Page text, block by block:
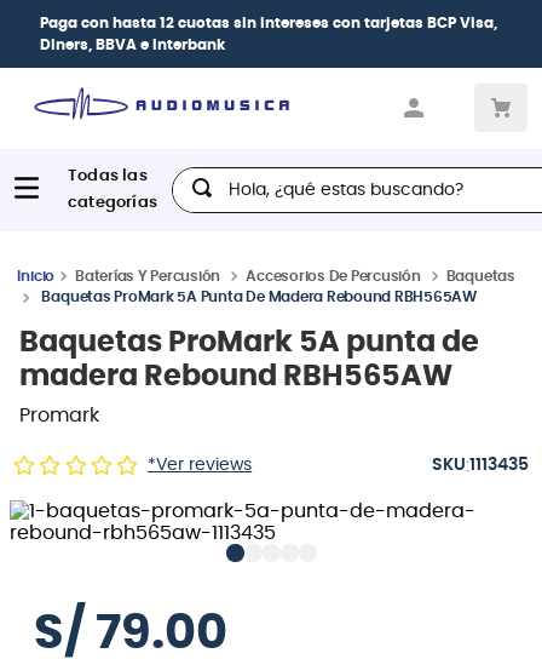
Paga conhasta 12 cuotas sin interesescon tarjetas BCP Visa,
Diners, BBVA e Interbank
Hola, ¿qué estas buscando?
Baterías Y Percusión Accesorios De Percusión
Baquetas
Baquetas ProMark 5A Punta De Madera Rebound RBH565AW
Baquetas ProMark 5A punta de
madera Rebound RBH565AW
Promark
*Ver reviews :1113435
S/ 79.00